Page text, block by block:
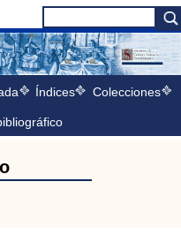
Índices Colecciones